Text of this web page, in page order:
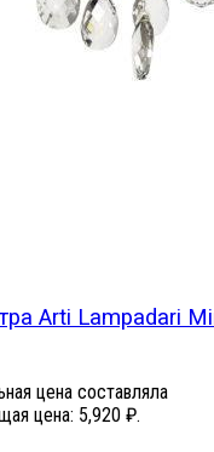
Arti Lampadari
цена составляла
цена: 5,920 ₽.